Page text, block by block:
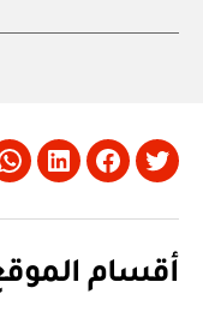
Twitter
Facebook
أقسام